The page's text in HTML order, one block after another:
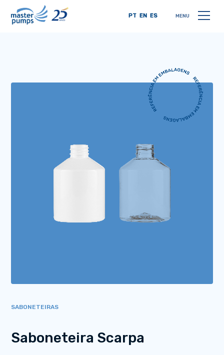
MENU
PT EN ES
SABONETEIRAS
Saboneteira Scarpa